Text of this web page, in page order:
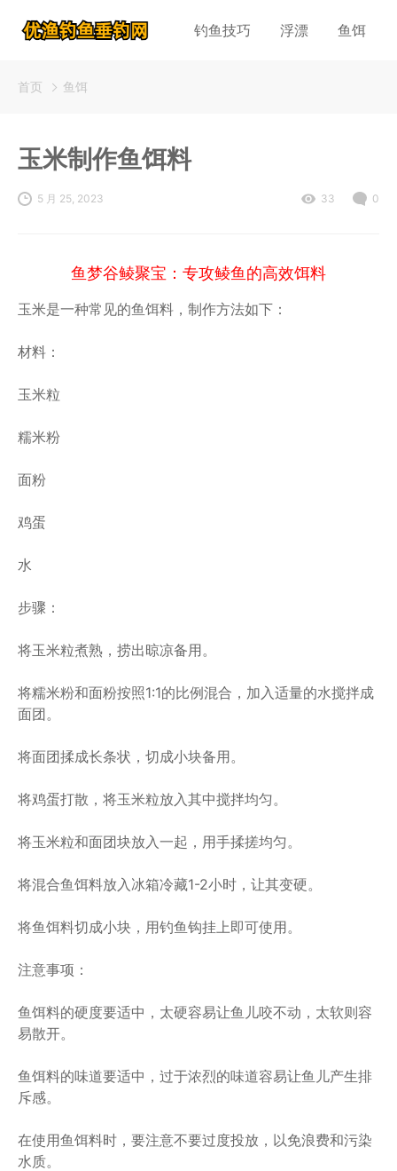
钓鱼技巧 浮漂 鱼饵
首页 鱼饵
玉米制作鱼饵料
5 月 25, 2023 33 0
鱼梦谷鲮聚宝：专攻鲮鱼的高效饵料
玉米是一种常见的鱼饵料，制作方法如下：
材料：
玉米粒
糯米粉
面粉
鸡蛋
水
步骤：
将玉米粒煮熟，捞出晾凉备用。
将糯米粉和面粉按照1:1的比例混合，加入适量的水搅拌成
面团。
将面团揉成长条状，切成小块备用。
将鸡蛋打散，将玉米粒放入其中搅拌均匀。
将玉米粒和面团块放入一起，用手揉搓均匀。
将混合鱼饵料放入冰箱冷藏1-2小时，让其变硬。
将鱼饵料切成小块，用钓鱼钩挂上即可使用。
注意事项：
鱼饵料的硬度要适中，太硬容易让鱼儿咬不动，太软则容
易散开。
鱼饵料的味道要适中，过于浓烈的味道容易让鱼儿产生排
斥感。
在使用鱼饵料时，要注意不要过度投放，以免浪费和污染
水质。